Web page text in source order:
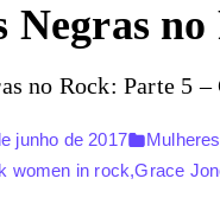
no
junho de 2017
women in rock,Grace